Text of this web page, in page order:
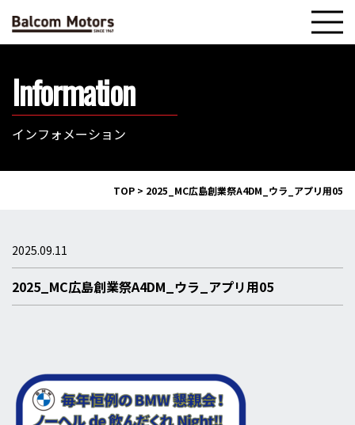
Information
インフォメーション
TOP > 2025_MC広島創業祭A4DM_ウラ_アプリ用05
2025.09.11
2025_MC広島創業祭A4DM_ウラ_アプリ用05